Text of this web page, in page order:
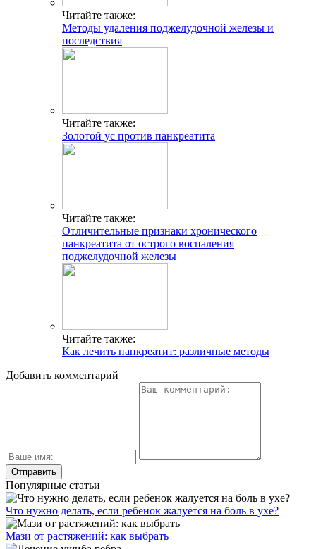
Читайте также:
Методы удаления поджелудочной железы и
последствия
Читайте также:
Золотой ус против панкреатита
Читайте также:
Отличительные признаки хронического
панкреатита от острого воспаления
поджелудочной железы
Читайте также:
Как лечить панкреатит: различные методы
Добавить комментарий
Популярные статьи
Что нужно делать, если ребенок жалуется на боль в ухе?
Мази от растяжений: как выбрать